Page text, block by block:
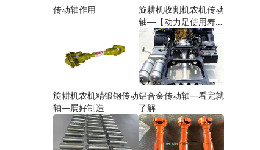
传动轴作用
旋耕机收割机农机传动
轴—【动力足使用寿命
久】
旋耕机农机精锻钢传动
轴—展好制造
铝合金传动轴—看完就
了解